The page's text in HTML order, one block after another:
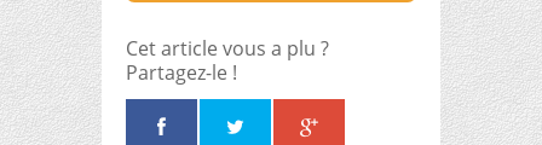
Cet article vous a plu ?
Partagez-le !